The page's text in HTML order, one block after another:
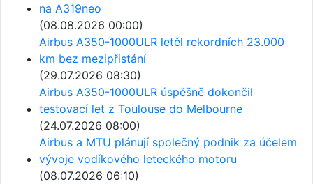
na A319neo
(08.08.2026 00:00)
Airbus A350-1000ULR letěl rekordních 23.000
km bez mezipřistání
(29.07.2026 08:30)
Airbus A350-1000ULR úspěšně dokončil
testovací let z Toulouse do Melbourne
(24.07.2026 08:00)
Airbus a MTU plánují společný podnik za účelem
vývoje vodíkového leteckého motoru
(08.07.2026 06:10)